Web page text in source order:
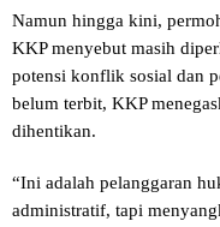
Namun hingga kini,
KKP menyebut masih
potensi konflik sosial dan
belum terbit, KKP
dihentikan.
“Ini adalah pelanggaran
administratif, tapi